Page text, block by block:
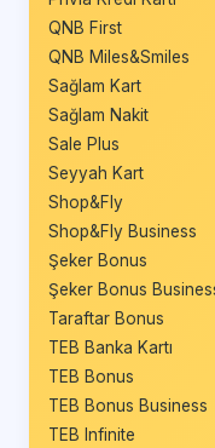
QNB First
QNB Miles&Smiles
Sağlam Kart
Sağlam Nakit
Sale Plus
Seyyah Kart
Shop&Fly
Shop&Fly Business
Şeker Bonus
Şeker Bonus
Taraftar Bonus
TEB Banka Kartı
TEB Bonus
TEB Bonus Business
TEB Infinite